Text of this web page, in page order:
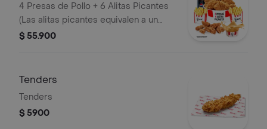
4 Presas de Pollo + 6 Alitas Picantes
(Las alitas picantes equivalen a un
trozo de ala) + 2 Papas Pequeñas + 2
$ 55.900
Tenders
Tenders
$ 5900